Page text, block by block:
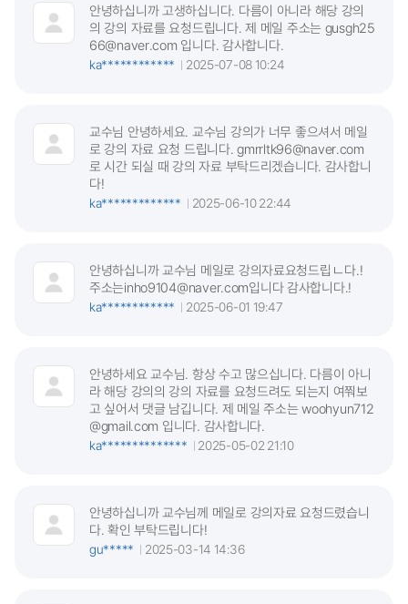
안녕하십니까 고생하십니다. 다름이 아니라 해당 강의
의 강의 자료를 요청드립니다. 제 메일 주소는 gusgh25
66@naver.com 입니다. 감사합니다.
ka************
2025-07-08 10:24
교수님 안녕하세요. 교수님 강의가 너무 좋으셔서 메일
로 강의 자료 요청 드립니다. gmrrltk96@naver.com
로 시간 되실 때 강의 자료 부탁드리겠습니다. 감사합니
다!
ka*************
2025-06-10 22:44
안녕하십니까 교수님 메일로 강의자료요청드립ㄴ다.!
주소는inho9104@naver.com입니다 감사합니다.!
ka************
2025-06-01 19:47
안녕하세요 교수님. 항상 수고 많으십니다. 다름이 아니
라 해당 강의의 강의 자료를 요청드려도 되는지 여쭤보
고 싶어서 댓글 남깁니다. 제 메일 주소는 woohyun712
@gmail.com 입니다. 감사합니다.
ka**************
2025-05-02 21:10
안녕하십니까 교수님께 메일로 강의자료 요청드렸습니
다. 확인 부탁드립니다!
gu*****
2025-03-14 14:36